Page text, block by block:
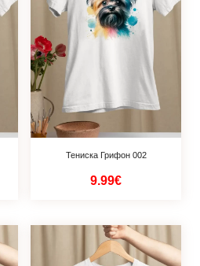
Тениска Грифон 002
9.99€